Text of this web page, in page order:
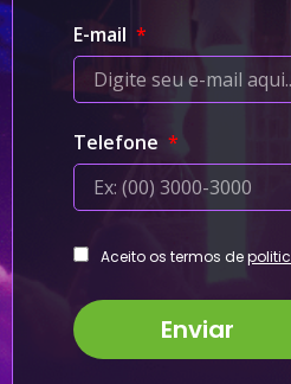
E-mail
Telefone
Aceito os termos de
Enviar